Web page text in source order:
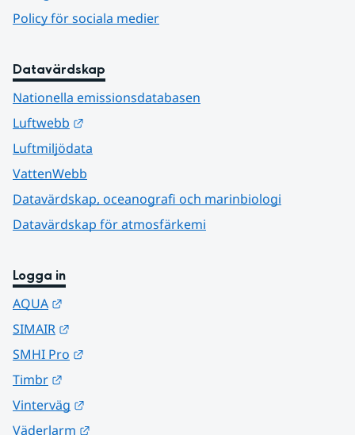
Policy för sociala medier
Datavärdskap
Nationella emissionsdatabasen
Luftwebb
Luftmiljödata
VattenWebb
Datavärdskap, oceanografi och marinbiologi
Datavärdskap för atmosfärkemi
Logga in
AQUA
SIMAIR
SMHI Pro
Timbr
Vinterväg
Väderlarm